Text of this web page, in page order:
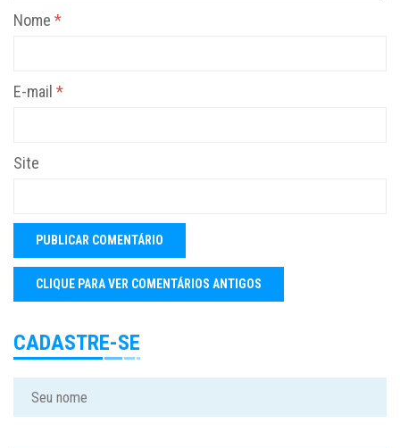
Nome *
E-mail *
Site
CADASTRE-SE